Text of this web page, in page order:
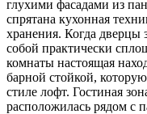
глухими фасадами из
спрятана кухонная
хранения. Когда дверцы
собой практически
комнаты настоящая
барной стойкой,
стиле лофт. Гостиная
расположилась рядом с